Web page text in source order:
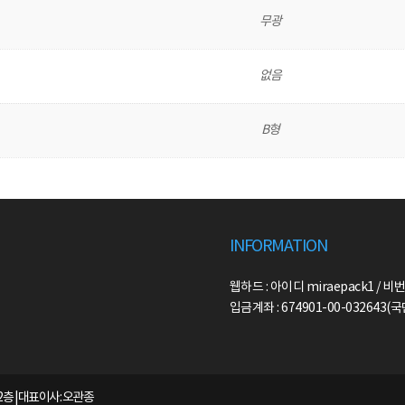
무광
없음
B형
INFORMATION
웹하드 : 아이디 miraepack1 / 비
입금계좌 : 674901-00-032643(국
| 대표이사: 오관종